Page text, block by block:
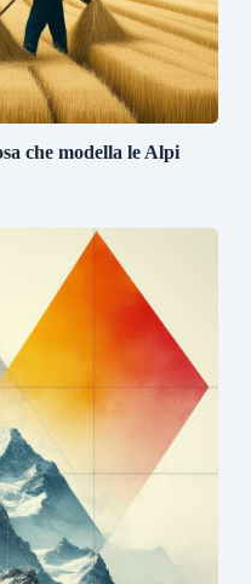
che modella le Alpi